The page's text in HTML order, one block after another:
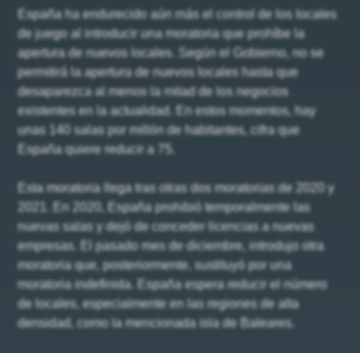
España ha endurecido aún más el control de los locales
de juego al introducir una moratoria que prohíbe la
apertura de nuevos locales. Según el Gobierno, no se
permitirá la apertura de nuevos locales hasta que
desaparezca al menos la mitad de los negocios
existentes en la actualidad. En estos momentos, hay
unas 140 salas por millón de habitantes, cifra que
España quiere reducir a 75.
Esta moratoria llega tras otras dos moratorias de 2020 y
2021. En 2020, España prohibió temporalmente las
nuevas salas y dejó de conceder licencias a nuevas
empresas. El pasado mes de diciembre, introdujo otra
moratoria que, posteriormente, sustituyó por una
moratoria indefinida. España espera reducir el número
de locales, especialmente en las regiones de alta
densidad, como la mencionada isla de Baleares.